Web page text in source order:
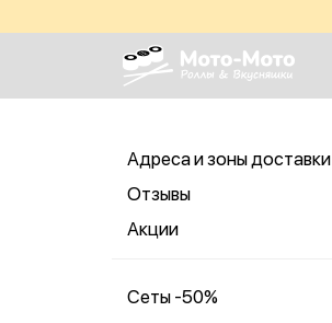
Адреса и зоны доставки
Отзывы
Акции
Сеты -50%